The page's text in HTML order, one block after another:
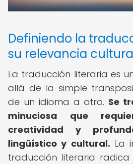
Definiendo la
su relevancia
La traducción literaria es
allá de la simple
de un idioma a otro. Se
minuciosa que
creatividad y
lingüístico y cultural. La
traducción literaria